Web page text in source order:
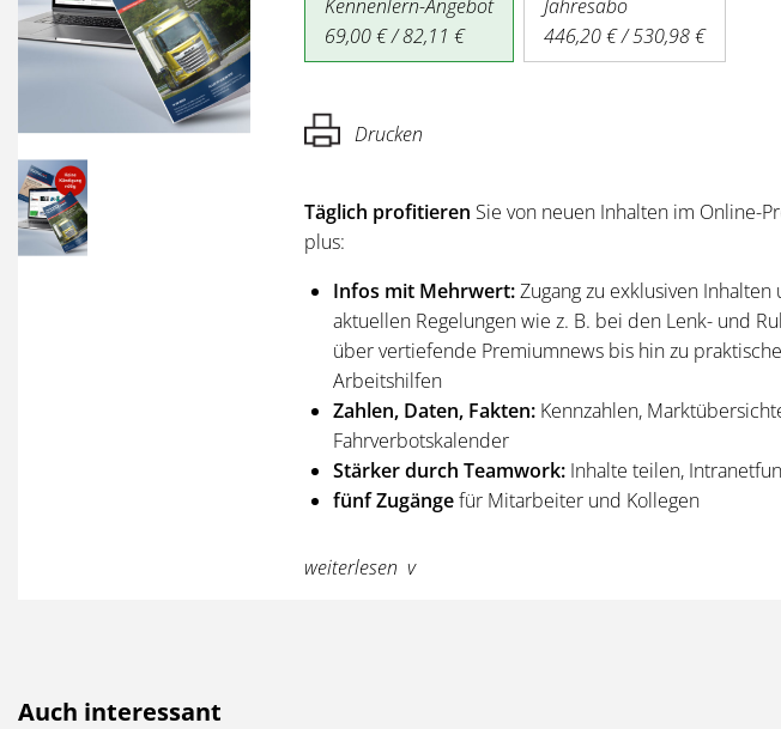
Kennenlern-Angebot
69,00 € / 82,11 €
Jahresabo
446,20 € / 530,98 €
Drucken
Täglich profitieren Sie von neuen Inhalten im Online-
plus:
Infos mit Mehrwert:Zugang zu exklusiven
aktuellen Regelungen wie z. B. bei den Lenk- und
über vertiefende Premiumnews bis hin zu
Arbeitshilfen
Zahlen, Daten, Fakten: Kennzahlen,
Fahrverbotskalender
Stärker durch Teamwork: Inhalte teilen,
fünf Zugängefür Mitarbeiter und Kollegen
Sie erhaltenalle Ausgaben
weiterlesen
Auch interessant